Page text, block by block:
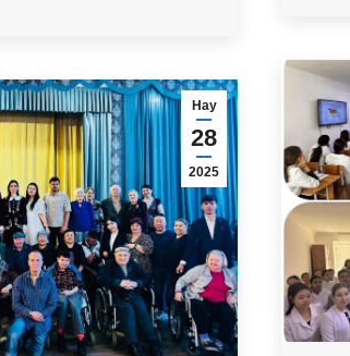
отбасын қолдау
көмек көрсетті.…
Нау
28
2025